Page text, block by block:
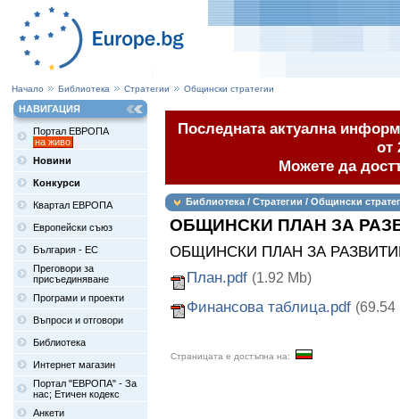
Начало Библиотека Стратегии Общински стратегии
НАВИГАЦИЯ
Портал ЕВРОПА
на живо
Новини
Конкурси
Квартал ЕВРОПА
Европейски съюз
България - ЕС
Преговори за
присъединяване
Програми и проекти
Въпроси и отговори
Библиотека
Интернет магазин
Портал "ЕВРОПА" - За
нас; Етичен кодекс
Анкети
Последната актуална
от
Можете да
Библиотека / Стратегии / Общински
ОБЩИНСКИ ПЛАН ЗА
ОБЩИНСКИ ПЛАН ЗА
План.pdf (1.92 Mb)
Финансова таблица.pdf (69.54
Страницата е достъпна на: